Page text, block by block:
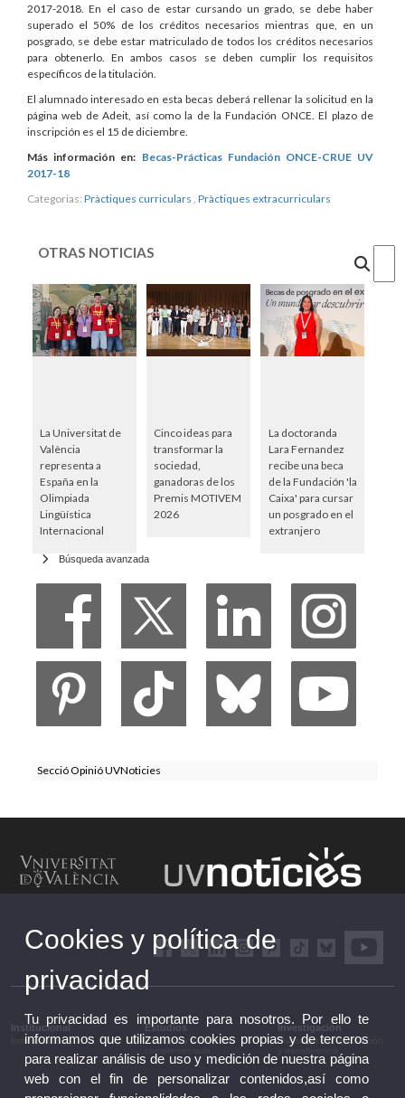
2017-2018. En el caso de estar cursando un grado, se debe haber
superado el 50% de los créditos necesarios mientras que, en un
posgrado, se debe estar matriculado de todos los créditos necesarios
para obtenerlo. En ambos casos se deben cumplir los requisitos
específicos de la titulación.
El alumnado interesado en esta becas deberá rellenar la solicitud en la
página web de Adeit, así como la de la Fundación ONCE. El plazo de
inscripción es el 15 de diciembre.
Más información en: Becas-Prácticas Fundación ONCE-CRUE UV
2017-18
Categorias: Pràctiques curriculars Pràctiques extracurriculars
OTRAS NOTICIAS
La Universitat de
València
representa a
España en la
Olimpiada
Lingüística
Internacional
Cinco ideas para
transformar la
sociedad,
ganadoras de los
Premis MOTIVEM
2026
La doctoranda
Lara Fernandez
recibe una beca
de la Fundación 'la
Caixa' para cursar
un posgrado en el
extranjero
Búsqueda avanzada
Secció Opinió UVNoticies
Institucional
Institucional
Estudios
Estudios y formación
Investigación
Investigación, innovación
Cookies y política de
privacidad
Tu privacidad es importante para nosotros. Por ello te
informamos que utilizamos cookies propias y de terceros
para realizar análisis de uso y medición de nuestra página
web con el fin de personalizar contenidos,así como